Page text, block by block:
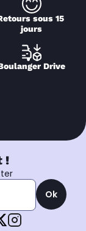
sous 15
jours
Drive
!
Ok